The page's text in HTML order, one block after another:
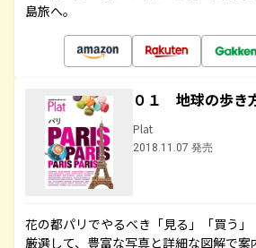
島旅へ。
０１ 地球の歩
Plat
2018.11.07 発売
花の都パリでやるべき「見る」「買う
厳選して、豊富な写真と詳細な図解で案